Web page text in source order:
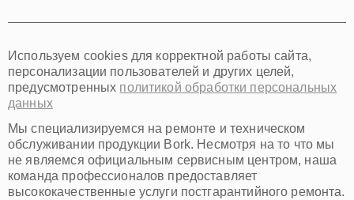
Иркутск
Омск
Красноярск
Пермь
Ульяновск
Киров
Архангельск
Астрахань
Белгород
Благовещенск
Используем cookies для корректной работы сайта,
персонализации пользователей и других целей,
предусмотренных политикой обработки персональных
данных
Мы специализируемся на ремонте и техническом
обслуживании продукции Bork. Несмотря на то что мы
не являемся официальным сервисным центром, наша
команда профессионалов предоставляет
высококачественные услуги постгарантийного ремонта.